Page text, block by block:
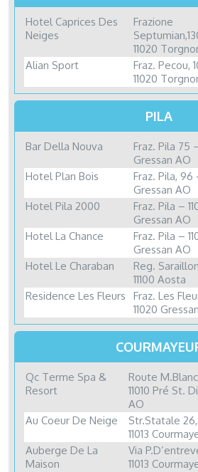
Hotel Caprices Des
Neiges
Frazione
11020
Alian Sport
Fraz. Pecou,
11020
PILA
Bar Della Nouva
Fraz. Pila 75
Gressan AO
Hotel Plan Bois
Fraz. Pila, 96
Gressan AO
Hotel Pila 2000
Fraz. Pila –
Gressan AO
Hotel La Chance
Fraz. Pila –
Gressan AO
Hotel Le Charaban
Reg.
11100 Aosta
Residence Les Fleurs
Fraz. Les
11020
Qc Terme Spa &
Resort
Route
11010 Pré St.
AO
Au Coeur De Neige
Str.Statale
11013
Auberge De La
Maison
Via
11013